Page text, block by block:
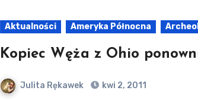
Aktualności Ameryka Północna
Kopiec Węża z Ohio
Julita Rękawek kwi 2, 2011